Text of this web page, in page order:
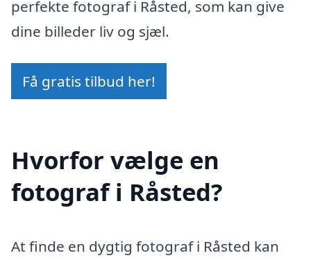
perfekte fotograf i Råsted, som kan give
dine billeder liv og sjæl.
Få gratis tilbud her!
Hvorfor vælge en
fotograf i Råsted?
At finde en dygtig fotograf i Råsted kan